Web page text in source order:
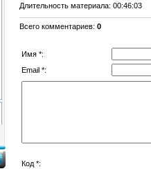
Длительность материала: 00:46:03
Всего комментариев: 0
Имя *:
Email *:
Код *: